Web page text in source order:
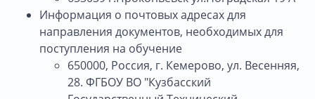
Информация о почтовых адресах для
направления документов, необходимых для
поступления на обучение
650000, Россия, г. Кемерово, ул. Весенняя,
28. ФГБОУ ВО "Кузбасский